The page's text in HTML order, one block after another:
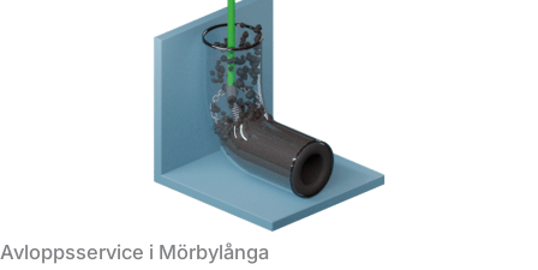
Avloppsservice i Mörbylånga